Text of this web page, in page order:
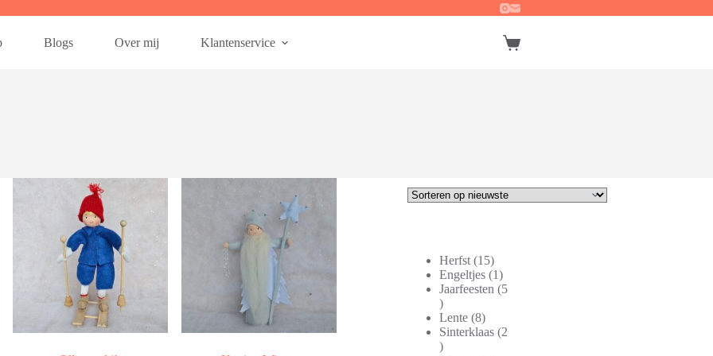
Blogs Over mij Klantenservice Winkelwagen
Herfst 1515
producten
Engeltjes 11
product
Jaarfeesten 5
5
producten
Lente 88
producten
Sinterklaas 2
2